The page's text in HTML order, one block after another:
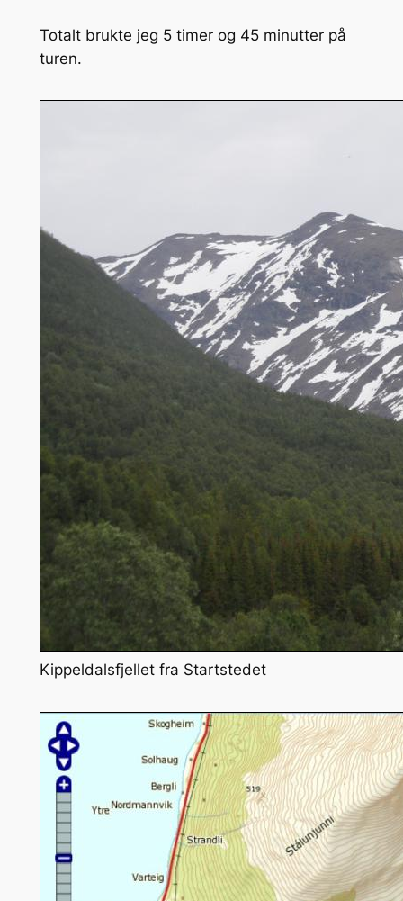
Totalt brukte jeg 5 timer og 45 minutter på
turen.
Kippeldalsfjellet fra Startstedet